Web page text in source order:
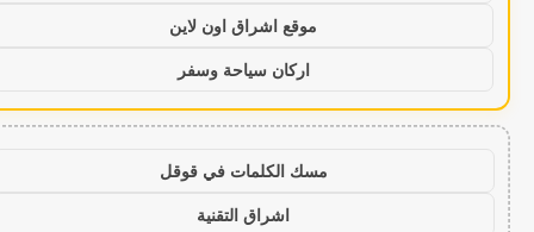
موقع اشراق اون لاين
اركان سياحة وسفر
مسك الكلمات في قوقل
اشراق التقنية